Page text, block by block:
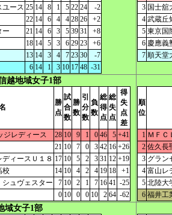
ユース 25 14 8 1 5 22 24
-2
22 14 6 4 4 28 26
+2
ー 21 14 6 3 5 39 31
+8
18 14 5 3 6 29 23
+6
13 14 3 4 7 23 30
-7
6 14 1 3 10 17 48 -31
3 国士舘
4 武蔵丘
5 東京国
6 慶應義
7 順天堂
越地域女子1部
勝
点
試
合
数
勝
数
引
分
数
負
数
総
得
点
総
失
点
得
失
点
差
ジレディース 28 10 9 1 0 46 5 +41
21 10 7 0 3 42 16 +26
ィースＵ１８ 17 10 5 2 3 31 12 +19
校 14 10 4 2 4 19 18
+1
シュヴェスター 7 10 2 1 7 16 41 -25
0 10 0 0 10 2 64 -62
順
位
1 ＭＦＣ
2 佐久長
3 グラン
4 富山レ
5 北陸大
6 福井工
域女子1部